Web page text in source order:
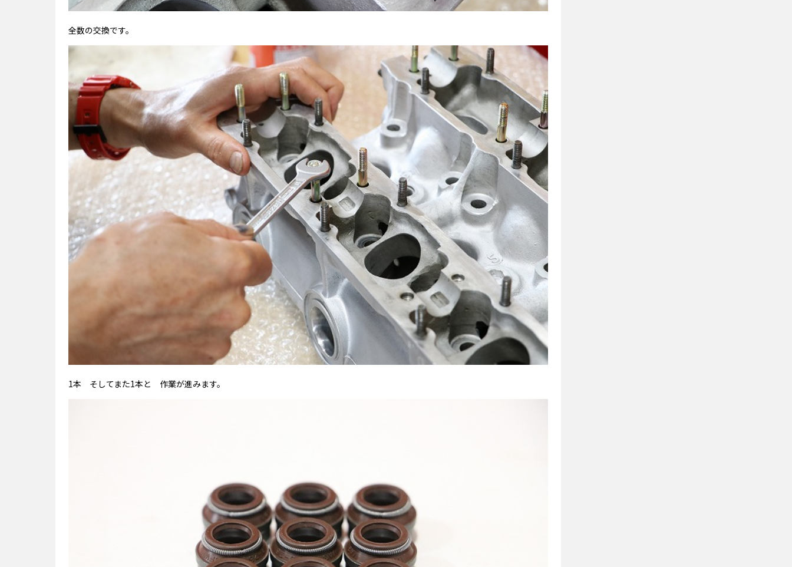
全数の交換です。
1本 そしてまた1本と 作業が進みます。